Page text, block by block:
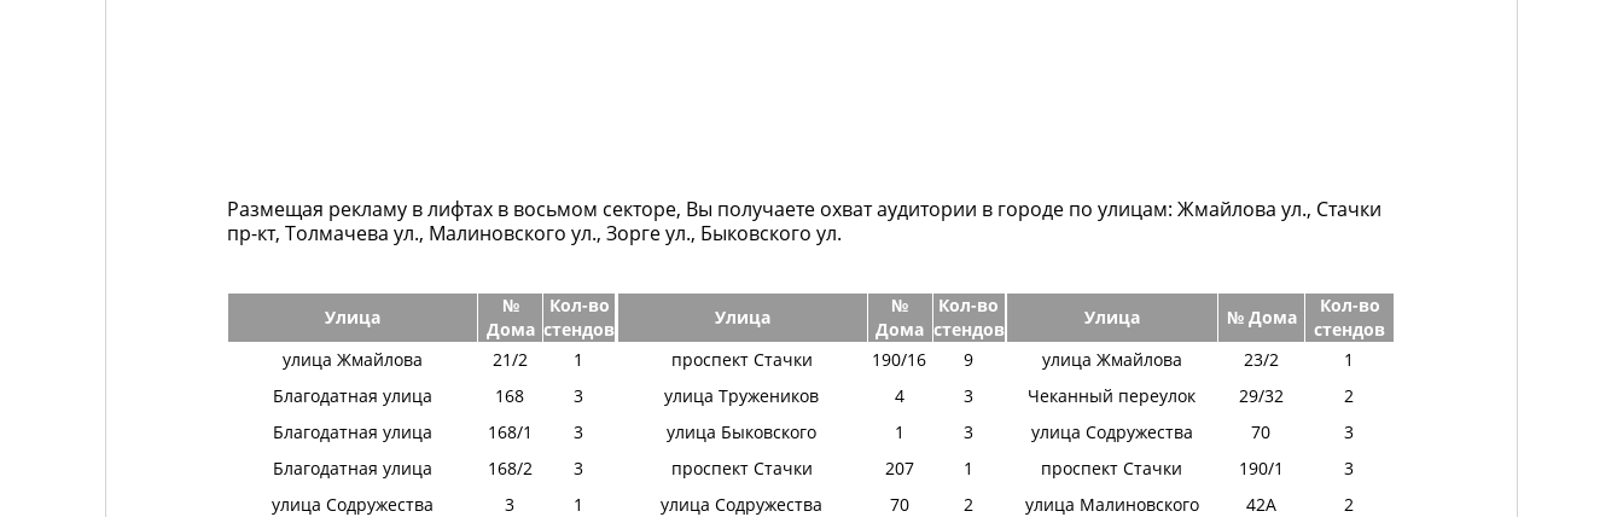
Размещая рекламу в лифтах в восьмом секторе, Вы получаете охват аудитории в городе по улицам: Жмайлова ул., Стачки
пр-кт, Толмачева ул., Малиновского ул., Зорге ул., Быковского ул.
Улица
№
Дома
Кол-во
стендов
улица Жмайлова
21/2
1
Благодатная улица
168
3
Благодатная улица
168/1
3
Благодатная улица
168/2
3
улица Содружества
3
1
Улица
№
Дома
Кол-во
стендов
проспект Стачки
190/16
9
улица Тружеников
4
3
улица Быковского
1
3
проспект Стачки
207
1
улица Содружества
70
2
Улица № Дома
Кол-во
стендов
улица Жмайлова
23/2
1
Чеканный переулок
29/32
2
улица Содружества
70
3
проспект Стачки
190/1
3
улица Малиновского
42А
2